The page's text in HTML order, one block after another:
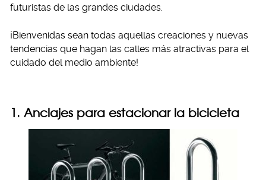
futuristas de las grandes ciudades.
¡Bienvenidas sean todas aquellas creaciones y nuevas
tendencias que hagan las calles más atractivas para el
cuidado del medio ambiente!
1. Anclajes para estacionar la bicicleta